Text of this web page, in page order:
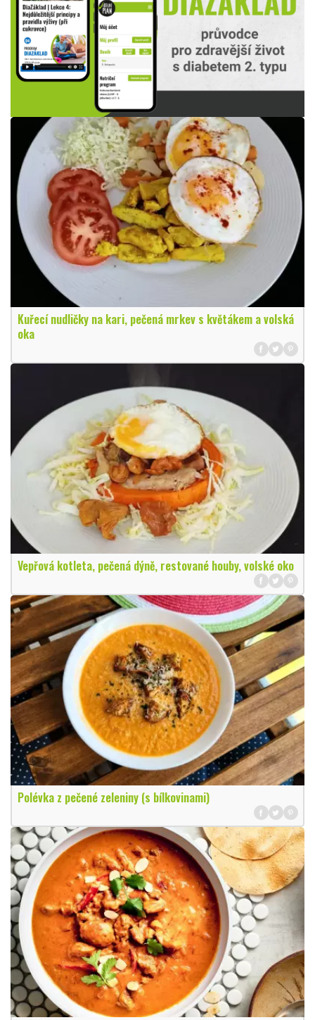
Kuřecí nudličky na kari, pečená mrkev s květákem a volská
oka
Vepřová kotleta, pečená dýně, restované houby, volské oko
Polévka z pečené zeleniny (s bílkovinami)